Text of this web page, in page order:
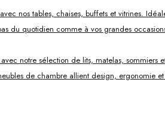
nos tables, chaises, buffets et vitrines.
du quotidien comme à vos grandes
notre sélection de lits, matelas,
de chambre allient design, ergonomie